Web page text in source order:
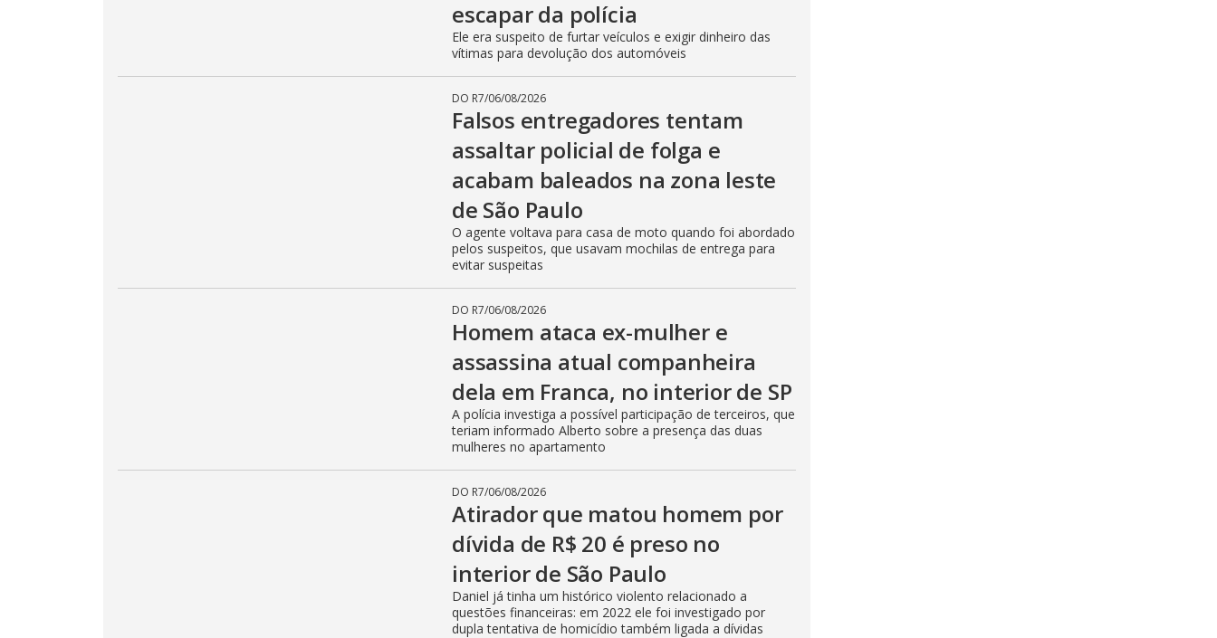
escapar da polícia
Ele era suspeito de furtar veículos e exigir dinheiro das
vítimas para devolução dos automóveis
DO R7/06/08/2026
Falsos entregadores tentam
assaltar policial de folga e
acabam baleados na zona leste
de São Paulo
O agente voltava para casa de moto quando foi abordado
pelos suspeitos, que usavam mochilas de entrega para
evitar suspeitas
DO R7/06/08/2026
Homem ataca ex-mulher e
assassina atual companheira
dela em Franca, no interior de SP
A polícia investiga a possível participação de terceiros, que
teriam informado Alberto sobre a presença das duas
mulheres no apartamento
DO R7/06/08/2026
Atirador que matou homem por
dívida de R$ 20 é preso no
interior de São Paulo
Daniel já tinha um histórico violento relacionado a
questões financeiras: em 2022 ele foi investigado por
dupla tentativa de homicídio também ligada a dívidas